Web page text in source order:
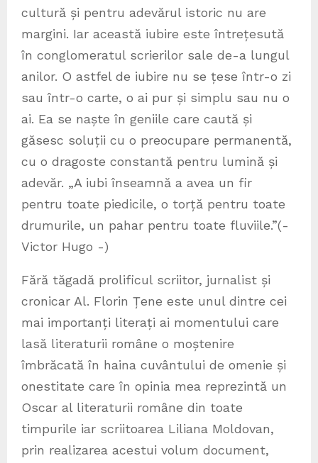
cultură și pentru adevărul istoric nu are
margini. Iar această iubire este întrețesută
în conglomeratul scrierilor sale de-a lungul
anilor. O astfel de iubire nu se țese într-o zi
sau într-o carte, o ai pur și simplu sau nu o
ai. Ea se naște în geniile care caută și
găsesc soluții cu o preocupare permanentă,
cu o dragoste constantă pentru lumină și
adevăr. „A iubi înseamnă a avea un fir
pentru toate piedicile, o torță pentru toate
drumurile, un pahar pentru toate fluviile.”(-
Victor Hugo -)
Fără tăgadă prolificul scriitor, jurnalist și
cronicar Al. Florin Țene este unul dintre cei
mai importanți literați ai momentului care
lasă literaturii române o moștenire
îmbrăcată în haina cuvântului de omenie și
onestitate care în opinia mea reprezintă un
Oscar al literaturii române din toate
timpurile iar scriitoarea Liliana Moldovan,
prin realizarea acestui volum document,